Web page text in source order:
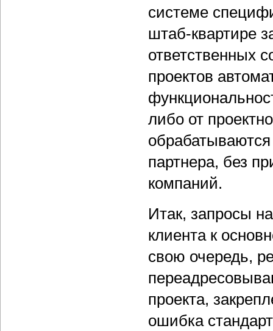
системе
штаб-квартире
ответственных
проектов
либо от
партнера, без
компаний.
Итак, запросы
клиента к
свою очередь,
проекта,
ошибка